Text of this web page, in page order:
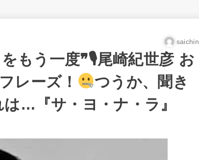
saichin
もう一度❞🎙尾崎紀世彦 お
レーズ！
つうか、聞き
…『サ・ヨ・ナ・ラ』